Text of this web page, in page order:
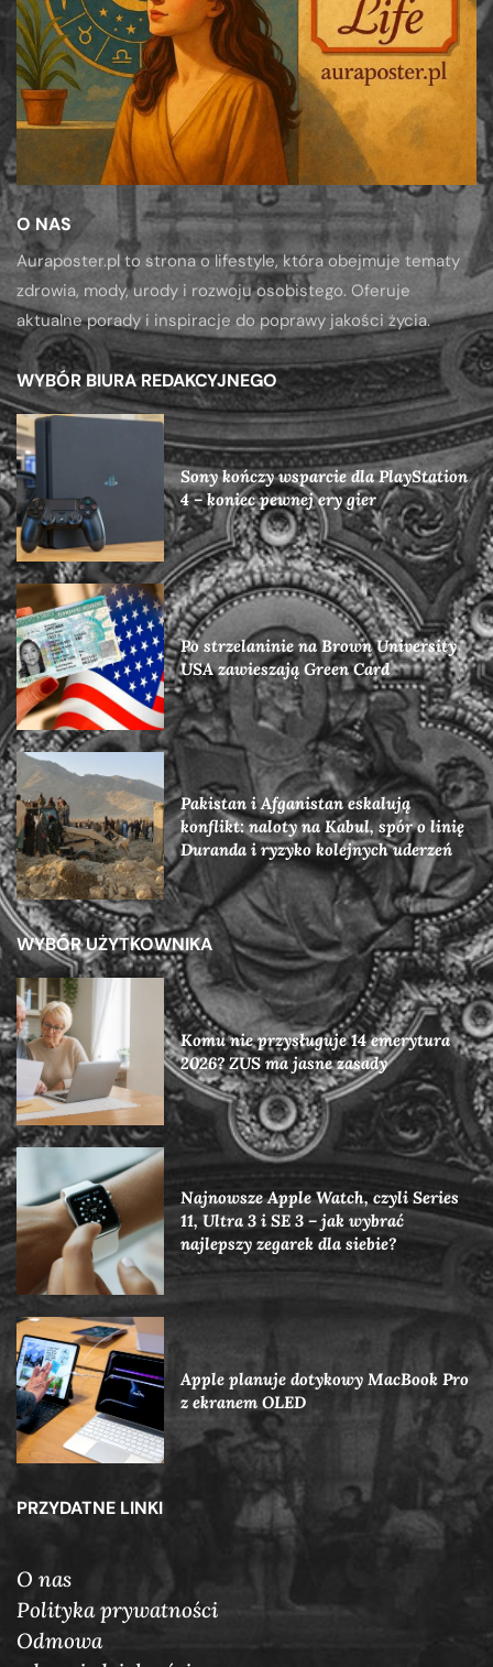
O NAS
Auraposter.pl to strona o lifestyle, która obejmuje tematy
zdrowia, mody, urody i rozwoju osobistego. Oferuje
aktualne porady i inspiracje do poprawy jakości życia.
WYBÓR BIURA REDAKCYJNEGO
Sony kończy wsparcie dla PlayStation
4 – koniec pewnej ery gier
Po strzelaninie na Brown University
USA zawieszają Green Card
Pakistan i Afganistan eskalują
konflikt: naloty na Kabul, spór o linię
Duranda i ryzyko kolejnych uderzeń
WYBÓR UŻYTKOWNIKA
Komu nie przysługuje 14 emerytura
2026? ZUS ma jasne zasady
Najnowsze Apple Watch, czyli Series
11, Ultra 3 i SE 3 – jak wybrać
najlepszy zegarek dla siebie?
Apple planuje dotykowy MacBook Pro
z ekranem OLED
PRZYDATNE LINKI
O nas
Polityka prywatności
Odmowa